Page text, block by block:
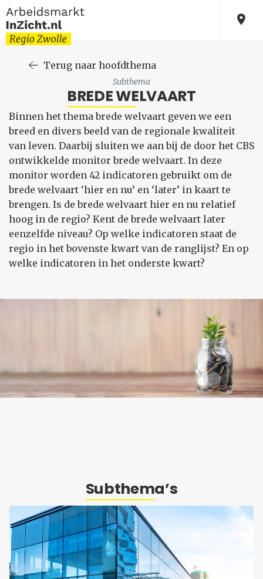
Terug naar hoofdthema
Subthema
BREDE WELVAART
Binnen het thema brede welvaart geven we een
breed en divers beeld van de regionale kwaliteit
van leven. Daarbij sluiten we aan bij de door het CBS
ontwikkelde monitor brede welvaart. In deze
monitor worden 42 indicatoren gebruikt om de
brede welvaart ‘hier en nu’ en ‘later’ in kaart te
brengen. Is de brede welvaart hier en nu relatief
hoog in de regio? Kent de brede welvaart later
eenzelfde niveau? Op welke indicatoren staat de
regio in het bovenste kwart van de ranglijst? En op
welke indicatoren in het onderste kwart?
Subthema’s